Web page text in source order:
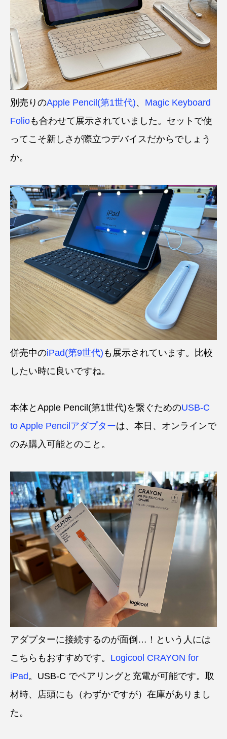
別売りのApple Pencil(第1世代)、 Magic Keyboard
Folioも合わせて展示されていました。セットで使
ってこそ新しさが際立つデバイスだからでしょう
か。
併売中のiPad(第9世代) も展示されています。比較
したい時に良いですね。
本体とApple Pencil(第1世代)を繋ぐためのUSB-C
to Apple Pencilアダプターは、本日、オンラインで
のみ購入可能とのこと。
アダプターに接続するのが面倒…！という人には
こちらもおすすめです。 Logicool CRAYON for
iPad。USB-C でペアリングと充電が可能です。取
材時、店頭にも（わずかですが）在庫がありまし
た。